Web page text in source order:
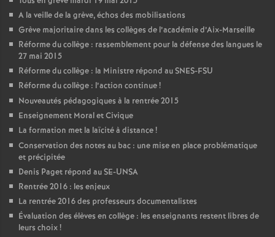
A la veille de la grève, échos des mobilisations
Grève majoritaire dans les collèges de l’académie d’Aix-Marseille
Réforme du collège : rassemblement pour la défense des langues le
27 mai 2015
Réforme du collège : la Ministre répond au SNES-FSU
Réforme du collège : l’action continue!
Nouveautés pédagogiques à la rentrée 2015
Enseignement Moral et Civique
La formation met la laïcité à distance!
Conservation des notes au bac : une mise en place problématique
et précipitée
Denis Paget répond au SE-UNSA
Rentrée 2016 : les enjeux
La rentrée 2016 des professeurs documentalistes
Évaluation des élèves en collège : les enseignants restent libres de
leurs choix!